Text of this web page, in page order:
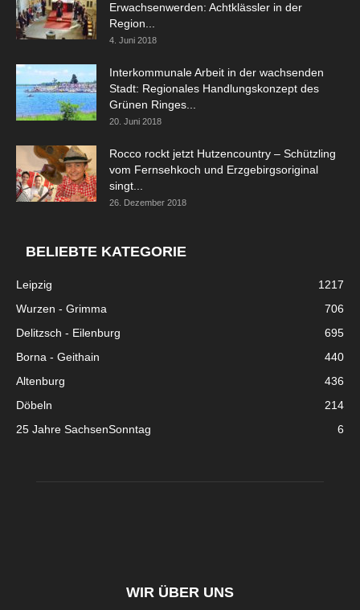
Erwachsenwerden: Achtklässler in der
Region...
4. Juni 2018
Interkommunale Arbeit in der wachsenden
Stadt: Regionales Handlungskonzept des
Grünen Ringes...
20. Juni 2018
Rocco rockt jetzt Hutzencountry – Schützling
vom Fernsehkoch und Erzgebirgsoriginal
singt...
26. Dezember 2018
BELIEBTE KATEGORIE
Leipzig
1217
Wurzen - Grimma
706
Delitzsch - Eilenburg
695
Borna - Geithain
440
Altenburg
436
Döbeln
214
25 Jahre SachsenSonntag
6
WIR ÜBER UNS